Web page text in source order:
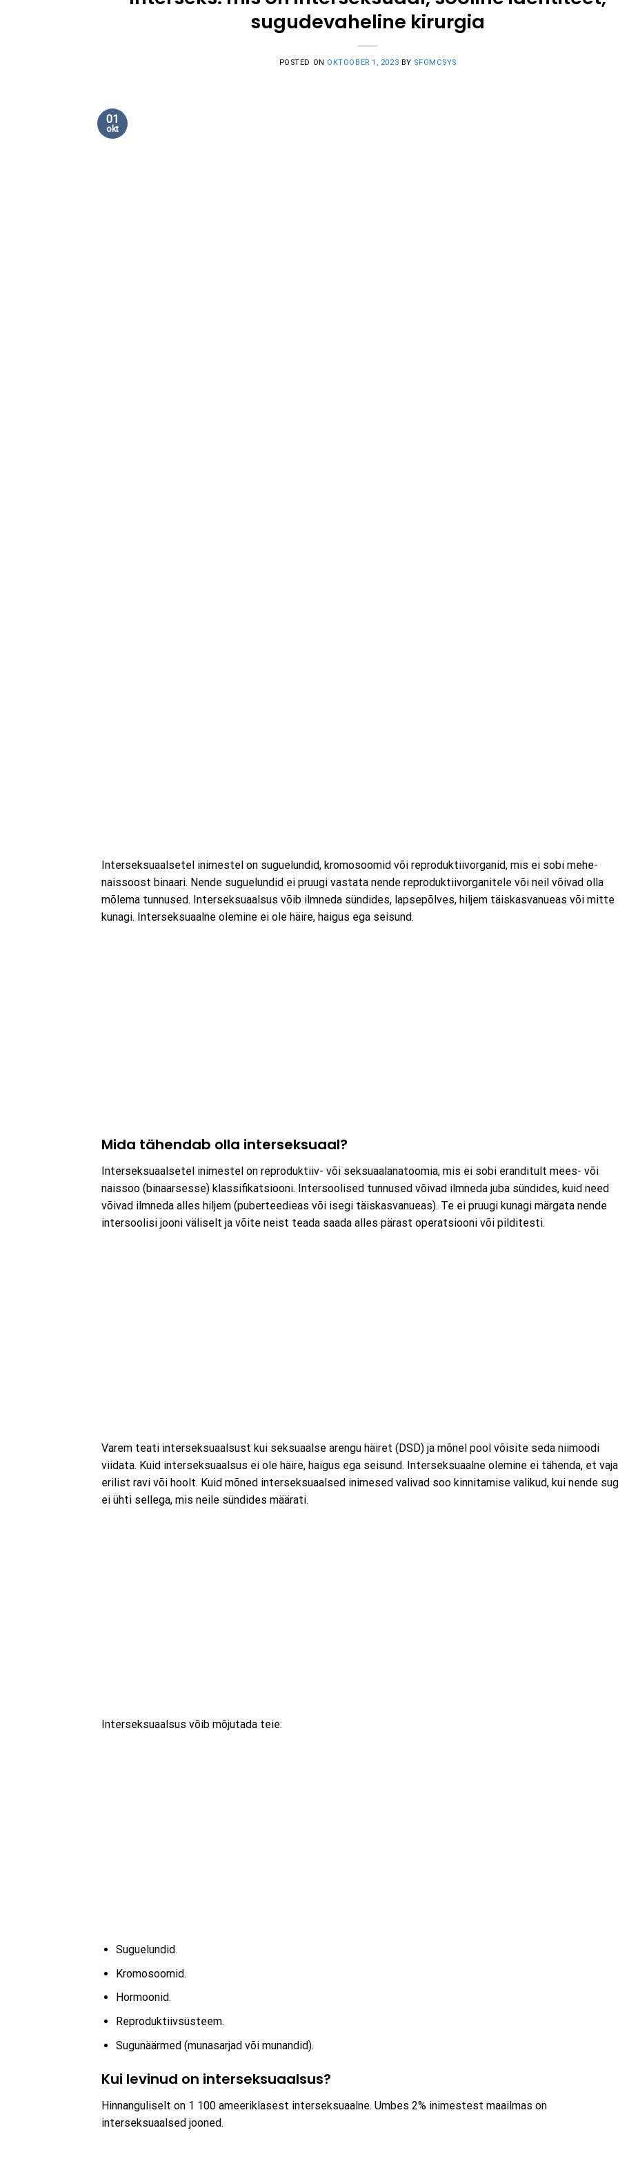
sugudevaheline kirurgia
POSTED ON OKTOOBER 1, 2023 BY SFOMCSYS
01
okt
Interseksuaalsetel inimestel on suguelundid, kromosoomid või reproduktiivorganid, mis ei sobi mehe-
naissoost binaari. Nende suguelundid ei pruugi vastata nende reproduktiivorganitele või neil võivad olla
mõlema tunnused. Interseksuaalsus võib ilmneda sündides, lapsepõlves, hiljem täiskasvanueas või mitte
kunagi. Interseksuaalne olemine ei ole häire, haigus ega seisund.
Mida tähendab olla interseksuaal?
Interseksuaalsetel inimestel on reproduktiiv- või seksuaalanatoomia, mis ei sobi eranditult mees- või
naissoo (binaarsesse) klassifikatsiooni. Intersoolised tunnused võivad ilmneda juba sündides, kuid need
võivad ilmneda alles hiljem (puberteedieas või isegi täiskasvanueas). Te ei pruugi kunagi märgata nende
intersoolisi jooni väliselt ja võite neist teada saada alles pärast operatsiooni või pilditesti.
Varem teati interseksuaalsust kui seksuaalse arengu häiret (DSD) ja mõnel pool võisite seda niimoodi
viidata. Kuid interseksuaalsus ei ole häire, haigus ega seisund. Interseksuaalne olemine ei tähenda, et
erilist ravi või hoolt. Kuid mõned interseksuaalsed inimesed valivad soo kinnitamise valikud, kui nende
ei ühti sellega, mis neile sündides määrati.
Interseksuaalsus võib mõjutada teie:
Suguelundid.
Kromosoomid.
Hormoonid.
Reproduktiivsüsteem.
Sugunäärmed (munasarjad või munandid).
Kui levinud on interseksuaalsus?
Hinnanguliselt on 1 100 ameeriklasest interseksuaalne. Umbes 2% inimestest maailmas on
interseksuaalsed jooned.